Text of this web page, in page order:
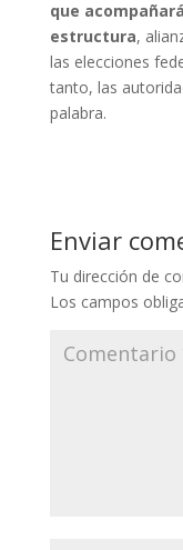
que
estructura,
las elecciones
tanto, las
palabra.
Enviar
Tu dirección de
Los campos